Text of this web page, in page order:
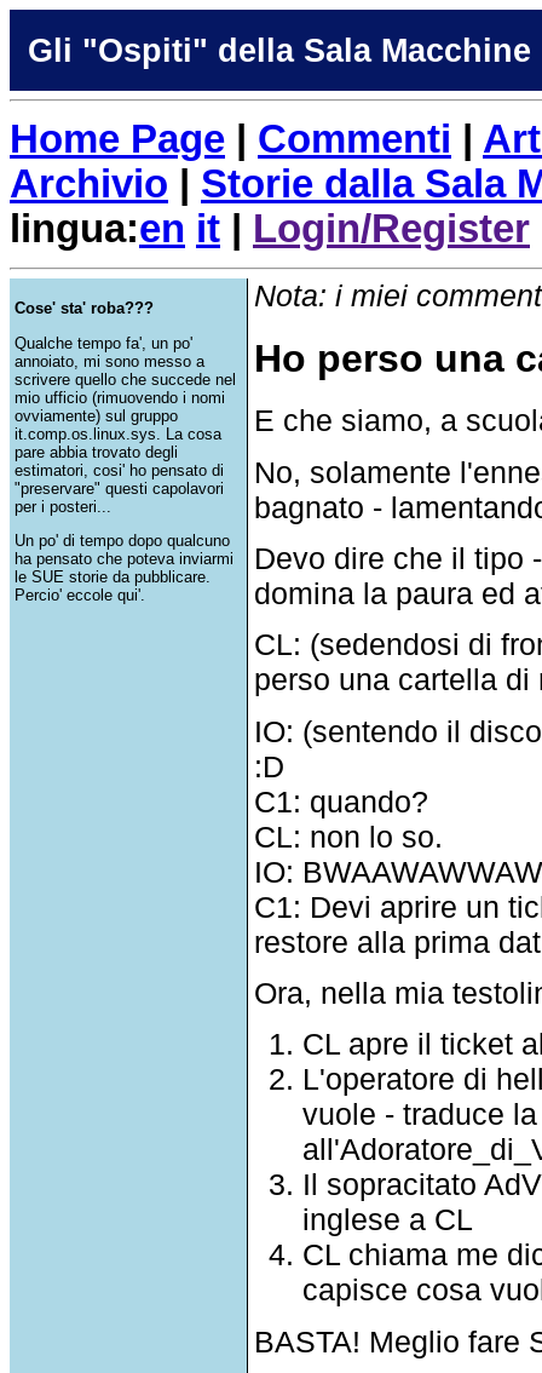
Gli "Ospiti" della Sala Macchine
Home Page Commenti
Archivio
Storie dalla Sala
lingua:en it Login/Register
Cose' sta' roba???
Qualche tempo fa', un po'
annoiato, mi sono messo a
scrivere quello che succede nel
mio ufficio (rimuovendo i nomi
ovviamente) sul gruppo
it.comp.os.linux.sys. La cosa
pare abbia trovato degli
estimatori, cosi' ho pensato di
"preservare" questi capolavori
per i posteri...
Un po' di tempo dopo qualcuno
ha pensato che poteva inviarmi
le SUE storie da pubblicare.
Percio' eccole qui'.
Nota: i miei
Ho perso una
E che siamo, a
No, solamente
bagnato -
Devo dire che il tipo
domina la paura ed
CL: (sedendosi di
perso una cartella di
IO: (sentendo il
:D
C1: quando?
CL: non lo so.
IO:
C1: Devi aprire un
restore alla prima
Ora, nella mia
CL apre il ticket
L'operatore di
vuole - traduce
Il sopracitato
inglese a CL
CL chiama me
capisce cosa
BASTA! Meglio fare